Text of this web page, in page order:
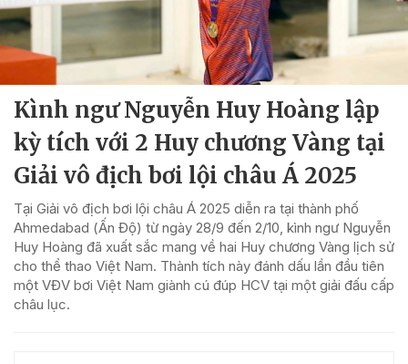
Kình ngư Nguyễn Huy Hoàng lập
kỳ tích với 2 Huy chương Vàng tại
Giải vô địch bơi lội châu Á 2025
Tại Giải vô địch bơi lội châu Á 2025 diễn ra tại thành phố
Ahmedabad (Ấn Độ) từ ngày 28/9 đến 2/10, kình ngư Nguyễn
Huy Hoàng đã xuất sắc mang về hai Huy chương Vàng lịch sử
cho thể thao Việt Nam. Thành tích này đánh dấu lần đầu tiên
một VĐV bơi Việt Nam giành cú đúp HCV tại một giải đấu cấp
châu lục.